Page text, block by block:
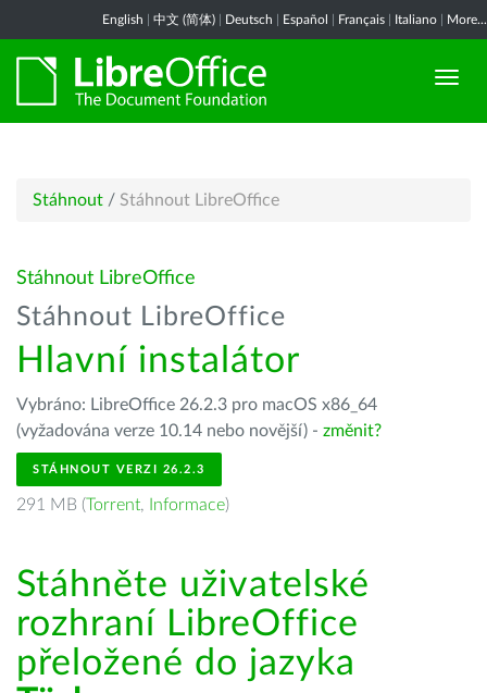
English 中文 (简体) Deutsch Español Français Italiano More...
Stáhnout / Stáhnout LibreOffice
Stáhnout LibreOffice
Stáhnout LibreOffice
Hlavní instalátor
Vybráno: LibreOffice 26.2.3 pro macOS x86_64
(vyžadována verze 10.14 nebo novější) - změnit?
STÁHNOUT VERZI 26.2.3
291 MB (Torrent, Informace)
Stáhněte uživatelské
rozhraní LibreOffice
přeložené do jazyka